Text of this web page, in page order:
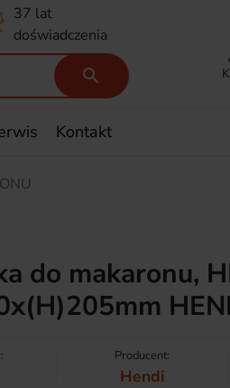
37 lat
doświadczenia

Kontakt
do makaronu,
Producent:
Hendi